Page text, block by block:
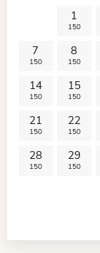
1
150
7
150
8
150
14
150
15
150
21
150
22
150
28
150
29
150